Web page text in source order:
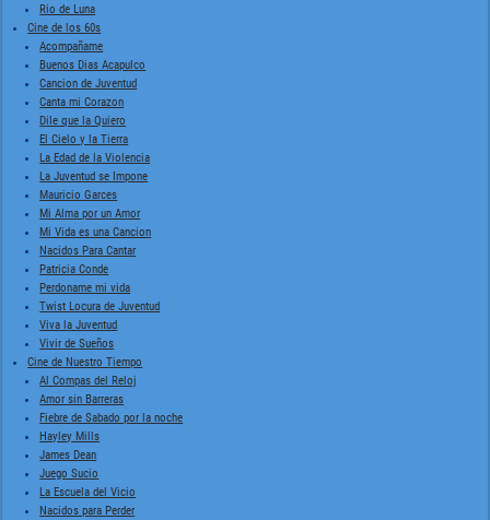
Rio de Luna
Cine de los 60s
Acompañame
Buenos Dias Acapulco
Cancion de Juventud
Canta mi Corazon
Dile que la Quiero
El Cielo y la Tierra
La Edad de la Violencia
La Juventud se Impone
Mauricio Garces
Mi Alma por un Amor
Mi Vida es una Cancion
Nacidos Para Cantar
Patricia Conde
Perdoname mi vida
Twist Locura de Juventud
Viva la Juventud
Vivir de Sueños
Cine de Nuestro Tiempo
Al Compas del Reloj
Amor sin Barreras
Fiebre de Sabado por la noche
Hayley Mills
James Dean
Juego Sucio
La Escuela del Vicio
Nacidos para Perder